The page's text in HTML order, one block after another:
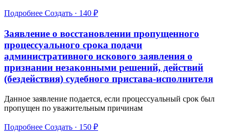
Подробнее Создать · 140 ₽
Заявление о восстановлении пропущенного
процессуального срока подачи
административного искового заявления о
признании незаконными решений, действий
(бездействия) судебного пристава-исполнителя
Данное заявление подается, если процессуальный срок был
пропущен по уважительным причинам
Подробнее Создать · 150 ₽